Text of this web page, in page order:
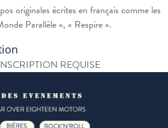
originales écrites en français comme les
Parallèle », « Respire ».
REQUISE